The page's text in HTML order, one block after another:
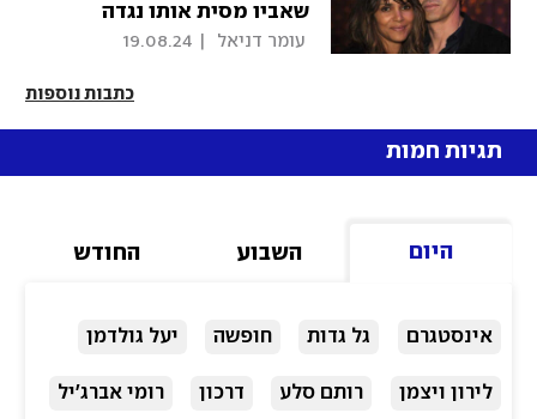
שאביו מסית אותו נגדה
עומר דניאל 19.08.24
כתבות נוספות
תגיות חמות
היום השבוע החודש
אינסטגרם גל גדות חופשה יעל גולדמן
לירון ויצמן רותם סלע דרכון רומי אברג'יל